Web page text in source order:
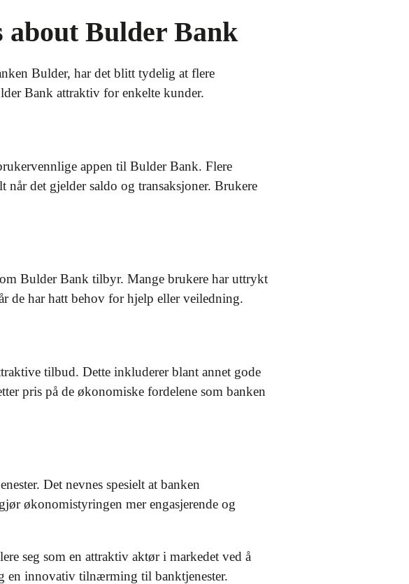
about Bulder Bank
Bulder, har det blitt tydelig at flere
Bank attraktiv for enkelte kunder.
appen til Bulder Bank. Flere
det gjelder saldo og transaksjoner. Brukere
Bulder Bank tilbyr. Mange brukere har uttrykt
de har hatt behov for hjelp eller veiledning.
tilbud. Dette inkluderer blant annet gode
pris på de økonomiske fordelene som banken
Det nevnes spesielt at banken
økonomistyringen mer engasjerende og
seg som en attraktiv aktør i markedet ved å
en innovativ tilnærming til banktjenester.